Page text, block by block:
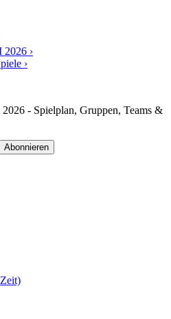
2026 ›
›
- Spielplan, Gruppen, Teams &
Abonnieren